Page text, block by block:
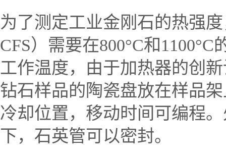
为了测定工业金刚石的热强
CFS）需要在800°C和 1100°C
工作温度，由于加热器的创
钻石样品的陶瓷盘放在样品
冷却位置，移动时间可编程
下，石英管可以密封。